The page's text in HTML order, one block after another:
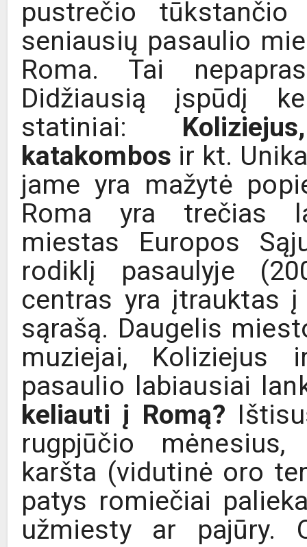
pustrečio
seniausių pasaulio
Roma. Tai
Didžiausią įspūdį
statiniai:
katakombos ir kt.
jame yra mažytė
Roma yra trečias
miestas Europos
rodiklį pasaulyje
centras yra įtrauktas į
sąrašą. Daugelis
muziejai,
pasaulio labiausiai
keliauti į Romą?
rugpjūčio
karšta (vidutinė oro
patys romiečiai
užmiesty ar pajūry.